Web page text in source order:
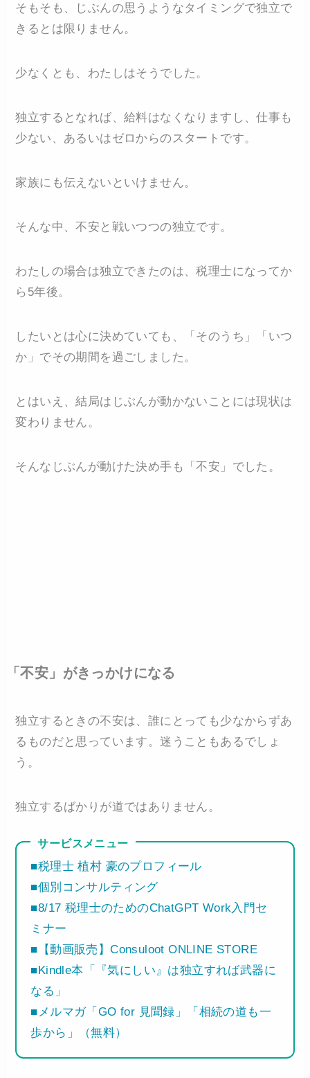
そもそも、じぶんの思うようなタイミングで独立で
きるとは限りません。
少なくとも、わたしはそうでした。
独立するとなれば、給料はなくなりますし、仕事も
少ない、あるいはゼロからのスタートです。
家族にも伝えないといけません。
そんな中、不安と戦いつつの独立です。
わたしの場合は独立できたのは、税理士になってか
ら5年後。
したいとは心に決めていても、「そのうち」「いつ
か」でその期間を過ごしました。
とはいえ、結局はじぶんが動かないことには現状は
変わりません。
そんなじぶんが動けた決め手も「不安」でした。
「不安」がきっかけになる
独立するときの不安は、誰にとっても少なからずあ
るものだと思っています。迷うこともあるでしょ
う。
独立するばかりが道ではありません。
サービスメニュー
■税理士 植村 豪のプロフィール
■個別コンサルティング
■8/17 税理士のためのChatGPT Work入門セ
ミナー
■【動画販売】Consuloot ONLINE STORE
■Kindle本「『気にしい』は独立すれば武器に
なる」
■メルマガ「GO for 見聞録」「相続の道も一
歩から」（無料）